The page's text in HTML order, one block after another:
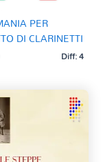
PER
DI CLARINETTI
Diff: 4